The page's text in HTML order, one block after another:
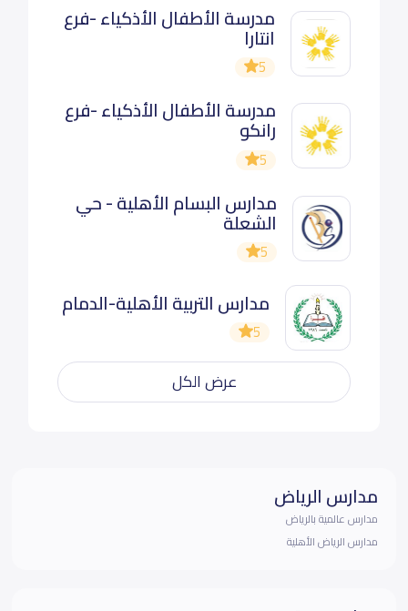
مدرسة الأطفال الأذكياء -فرع
انتارا
5
مدرسة الأطفال الأذكياء -فرع
رانكو
5
مدارس البسام الأهلية - حي
الشعلة
5
مدارس التربية الأهلية-الدمام
5
عرض الكل
مدارس الرياض
مدارس عالمية بالرياض
مدارس الرياض الأهلية